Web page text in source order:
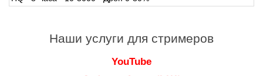
HQ · 3 Часа · 10-5000 · Дроп 0-30%
Наши услуги для стримеров